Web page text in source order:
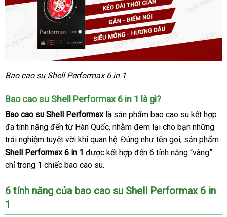
Bao cao su Shell Performax 6 in 1
Bao cao su Shell Performax 6 in 1 là gì?
Bao cao su Shell Performax là sản phẩm bao cao su kết hợp
đa tính năng đến từ Hàn Quốc, nhằm đem lại cho bạn những
trải nghiệm tuyệt vời khi quan hệ. Đúng như tên gọi, sản phẩm
Shell Performax 6 in 1 được kết hợp đến 6 tính năng “vàng”
chỉ trong 1 chiếc bao cao su.
6 tính năng của bao cao su Shell Performax 6 in
1